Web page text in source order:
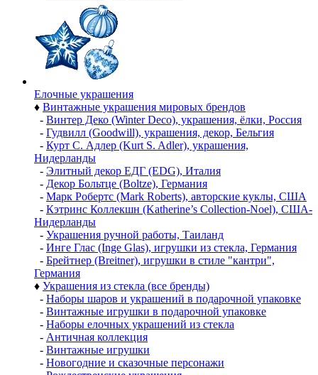
Елочные украшения
♦ Винтажные украшения мировых брендов
- Винтер Деко (Winter Deco), украшения, ёлки, Россия
- Гудвилл (Goodwill), украшения, декор, Бельгия
- Курт С. Адлер (Kurt S. Adler), украшения,
Нидерланды
- Элитный декор ЕДГ (EDG), Италия
- Декор Больтце (Boltze), Германия
- Марк Робертс (Mark Roberts), авторские куклы, США
- Кэтринс Коллекшн (Katherine’s Collection-Noel), США-
Нидерланды
- Украшения ручной работы, Таиланд
- Инге Глас (Inge Glas), игрушки из стекла, Германия
- Брейтнер (Breitner), игрушки в стиле "кантри",
Германия
♦ Украшения из стекла (все бренды)
- Наборы шаров и украшений в подарочной упаковке
- Винтажные игрушки в подарочной упаковке
- Наборы елочных украшений из стекла
- Античная коллекция
- Винтажные игрушки
- Новогодние и сказочные персонажи